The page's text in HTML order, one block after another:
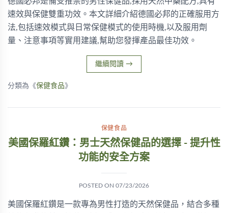
速效與保健雙重功效。本文詳細介紹德國必邦的正確服用方
法,包括速效模式與日常保健模式的使用時機,以及服用劑
量、注意事項等實用建議,幫助您發揮產品最佳功效。
繼續閱讀 →
分類為《保健食品》
保健食品
美國保羅紅鑽：男士天然保健品的選擇 - 提升性
功能的安全方案
POSTED ON 07/23/2026
美國保羅紅鑽是一款專為男性打造的天然保健品，結合多種